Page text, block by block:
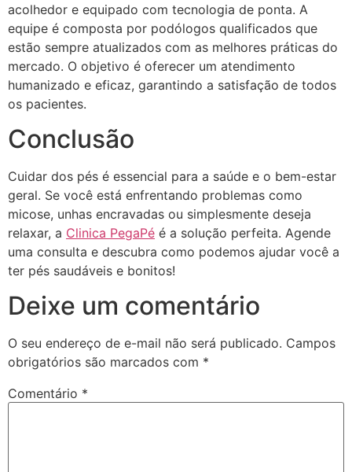
acolhedor e equipado com tecnologia de ponta. A
equipe é composta por podólogos qualificados que
estão sempre atualizados com as melhores práticas do
mercado. O objetivo é oferecer um atendimento
humanizado e eficaz, garantindo a satisfação de todos
os pacientes.
Conclusão
Cuidar dos pés é essencial para a saúde e o bem-estar
geral. Se você está enfrentando problemas como
micose, unhas encravadas ou simplesmente deseja
relaxar, a Clinica PegaPé é a solução perfeita. Agende
uma consulta e descubra como podemos ajudar você a
ter pés saudáveis e bonitos!
Deixe um comentário
O seu endereço de e-mail não será publicado. Campos
obrigatórios são marcados com *
Comentário *